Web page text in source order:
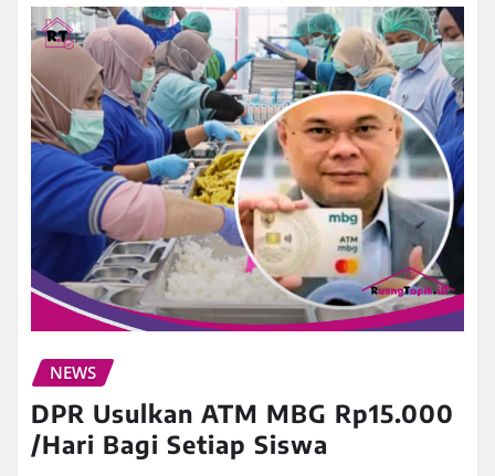
NEWS
DPR Usulkan ATM MBG Rp15.000
/Hari Bagi Setiap Siswa